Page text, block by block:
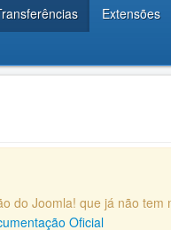
Extensões
do Joomla! que já não
Oficial